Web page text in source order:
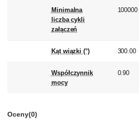
Minimalna
liczba cykli
załączeń
100000
Kąt wiązki (°) 300.00
Współczynnik
mocy
0.90
Oceny(0)